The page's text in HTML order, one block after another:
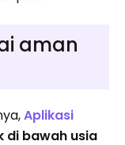
aman
Aplikasi
di bawah usia